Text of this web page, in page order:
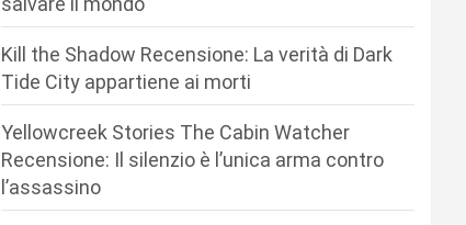
Kill the Shadow Recensione: La verità di Dark
Tide City appartiene ai morti
Yellowcreek Stories The Cabin Watcher
Recensione: Il silenzio è l’unica arma contro
l’assassino